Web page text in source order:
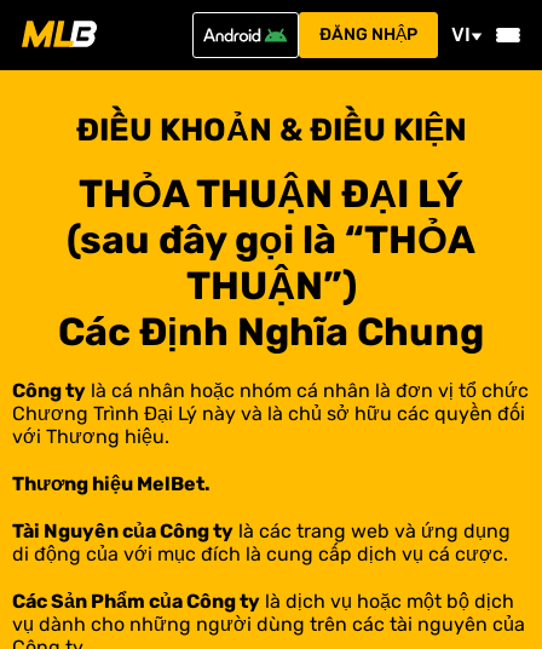
ĐĂNG NHẬP VI
ĐIỀU KHOẢN & ĐIỀU KIỆN
THỎA THUẬN ĐẠI LÝ
(sau đây gọi là “THỎA
THUẬN”)
Các Định Nghĩa Chung
Công ty là cá nhân hoặc nhóm cá nhân là đơn vị tổ chức
Chương Trình Đại Lý này và là chủ sở hữu các quyền đối
với Thương hiệu.
Thương hiệu MelBet.
Tài Nguyên của Công ty là các trang web và ứng dụng
di động của với mục đích là cung cấp dịch vụ cá cược.
Các Sản Phẩm của Công ty là dịch vụ hoặc một bộ dịch
vụ dành cho những người dùng trên các tài nguyên của